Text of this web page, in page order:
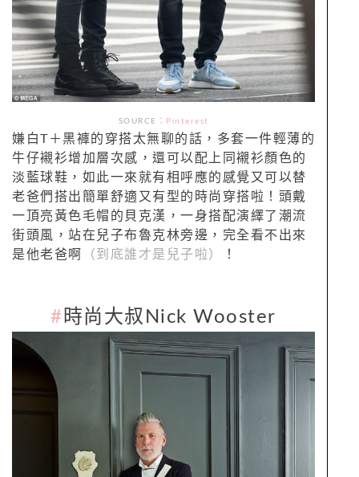
SOURCE： Pinterest
嫌白T＋黑褲的穿搭太無聊的話，多套一件輕薄的
牛仔襯衫增加層次感，還可以配上同襯衫顏色的
淡藍球鞋，如此一來就有相呼應的感覺又可以替
老爸們搭出簡單舒適又有型的時尚穿搭啦！頭戴
一頂亮黃色毛帽的貝克漢，一身搭配演繹了潮流
街頭風，站在兒子布魯克林旁邊，完全看不出來
是他老爸啊
（到底誰才是兒子啦） ！
# 時尚大叔Nick Wooster